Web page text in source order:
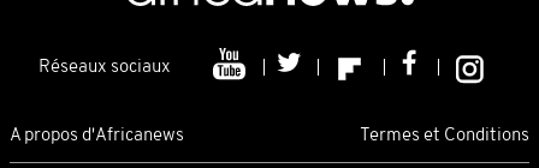
Réseaux sociaux
A propos d'Africanews Termes et Conditions